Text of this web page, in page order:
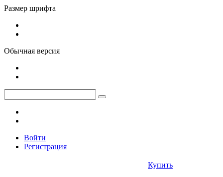
Размер шрифта
Обычная версия
Войти
Регистрация
Купить